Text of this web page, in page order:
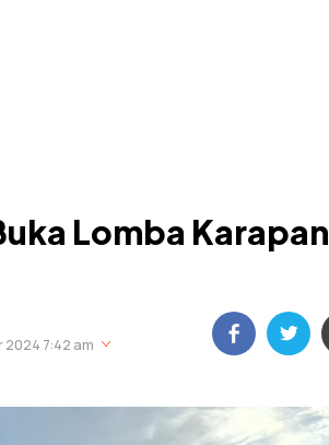
Lomba
2024 7:42 am